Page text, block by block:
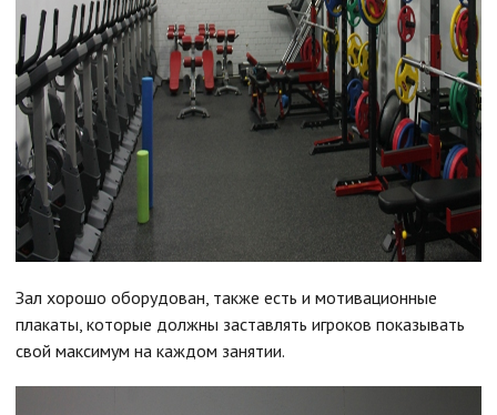
Зал хорошо оборудован, также есть и мотивационные
плакаты, которые должны заставлять игроков показывать
свой максимум на каждом занятии.